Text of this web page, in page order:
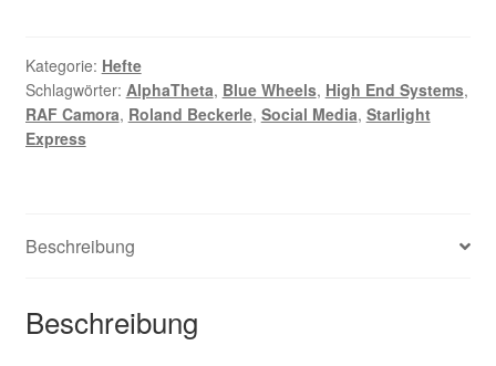
Kategorie: Hefte
Schlagwörter: AlphaTheta, Blue Wheels, High End Systems,
RAF Camora, Roland Beckerle, Social Media, Starlight
Express
Beschreibung
Beschreibung